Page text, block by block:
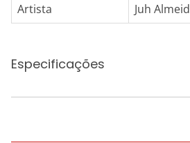
Artista
Juh
Especificações